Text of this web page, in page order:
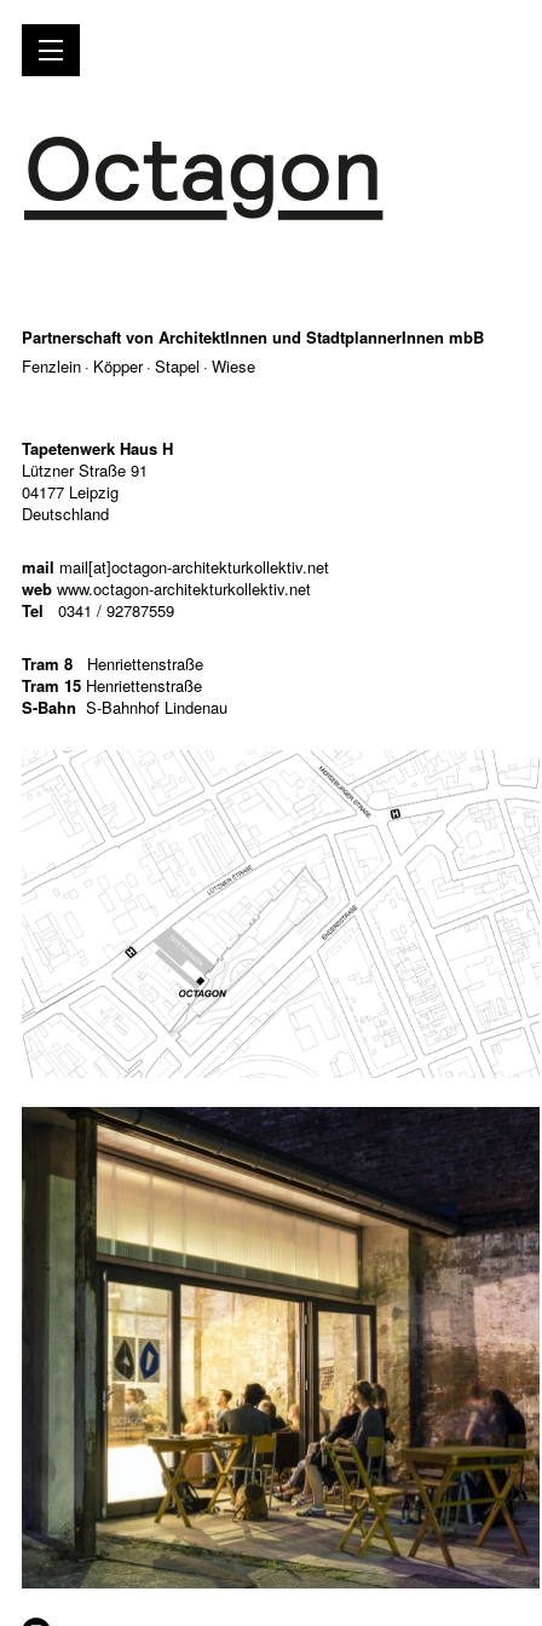
Partnerschaft von ArchitektInnen und StadtplannerInnen mbB
Fenzlein · Köpper · Stapel · Wiese
Tapetenwerk Haus H
Lützner Straße 91
04177 Leipzig
Deutschland
mail mail[at]octagon-architekturkollektiv.net
web www.octagon-architekturkollektiv.net
Tel 0341 / 92787559
Tram 8 Henriettenstraße
Tram 15 Henriettenstraße
S-Bahn S-Bahnhof Lindenau